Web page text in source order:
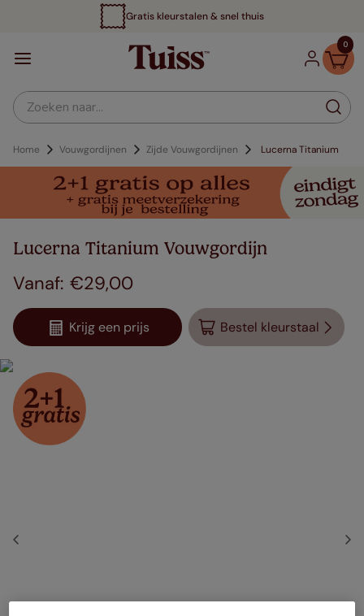
Gratis kleurstalen & snel thuis
0
Zoeken naar...
Home Vouwgordijnen Zijde Vouwgordijnen Lucerna Titanium
Lucerna Titanium Vouwgordijn
€29,00
Krijg een prijs Bestel kleurstaal